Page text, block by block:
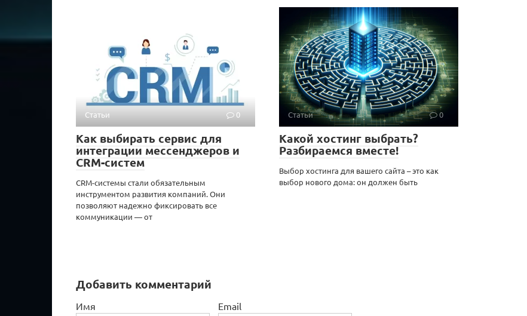
Статьи 0
Как выбирать сервис для
интеграции мессенджеров и
CRM-систем
CRM-системы стали обязательным
инструментом развития компаний. Они
позволяют надежно фиксировать все
коммуникации — от
Статьи 0
Какой хостинг выбрать?
Разбираемся вместе!
Выбор хостинга для вашего сайта – это как
выбор нового дома: он должен быть
Добавить комментарий
Имя Email